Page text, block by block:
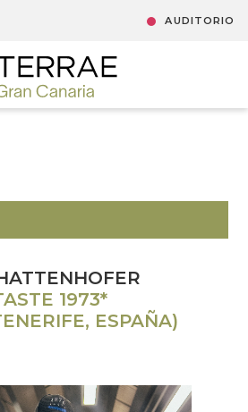
AUDITORIO
1973*
ESPAÑA)